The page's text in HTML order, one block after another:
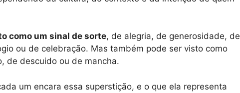
como um sinal de sorte, de alegria, de generosidade, de
ou de celebração. Mas também pode ser visto como
de descuido ou de mancha.
um encara essa superstição, e o que ela representa